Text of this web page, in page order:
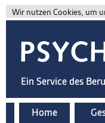
Wir nutzen Cookies, um
Ein Service des
Home